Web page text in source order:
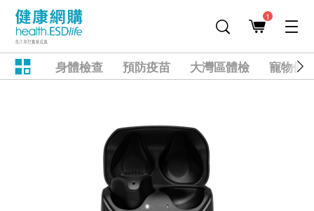
1
身體檢查 預防疫苗 大灣區體檢 寵物健